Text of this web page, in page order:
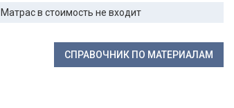
Матрас в стоимость не входит
СПРАВОЧНИК ПО МАТЕРИАЛАМ